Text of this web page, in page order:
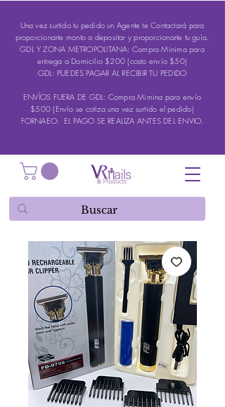
Una vez surtido tu pedido un Agente te Contactará para
proporcionarte monto a depositar y proporcionarte tu guía.
GDL Y ZONA METROPOLITANA: Compra Minima para
entrega a Domicilio $200 (costo envío $50)
GDL: PUEDES PAGAR AL RECIBIR TU PEDIDO
ENVÍOS FUERA DE GDL: Compra Mimina para envío
$500 (Envío se cotiza una vez surtido el pedido)
FORNAEO: EL PAGO SE REALIZA ANTES DEL ENVIO.